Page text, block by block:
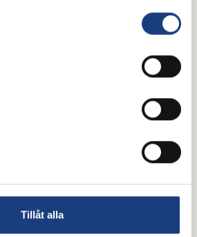
Tillåt alla